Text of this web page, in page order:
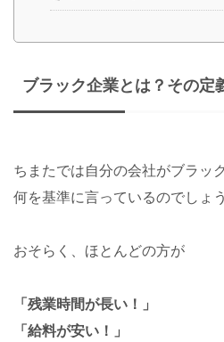
ブラック企業とは？その定
ちまたでは自分の会社がブラッ
何を基準に言っているのでしょ
おそらく、ほとんどの方が
「残業時間が長い！」
「給料が安い！」